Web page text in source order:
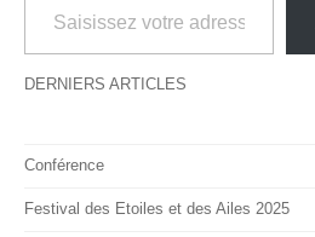
DERNIERS ARTICLES
Conférence
Festival des Etoiles et des Ailes 2025